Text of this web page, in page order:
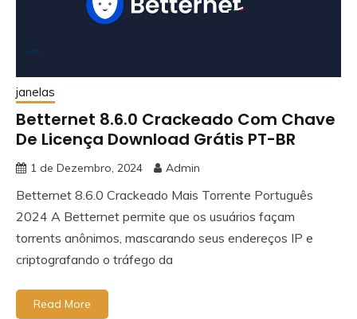
janelas
Betternet 8.6.0 Crackeado Com Chave
De Licença Download Grátis PT-BR
1 de Dezembro, 2024 Admin
Betternet 8.6.0 Crackeado Mais Torrente Português
2024 A Betternet permite que os usuários façam
torrents anônimos, mascarando seus endereços IP e
criptografando o tráfego da
Read More